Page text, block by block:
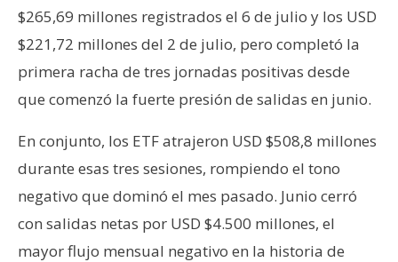
t
o
y
P
b
l
i
c
i
d
$265,69 millones registrados el 6 de julio y los USD
$221,72 millones del 2 de julio, pero completó la
primera racha de tres jornadas positivas desde
que comenzó la fuerte presión de salidas en junio.
En conjunto, los ETF atrajeron USD $508,8 millones
durante esas tres sesiones, rompiendo el tono
negativo que dominó el mes pasado. Junio cerró
con salidas netas por USD $4.500 millones, el
mayor flujo mensual negativo en la historia de